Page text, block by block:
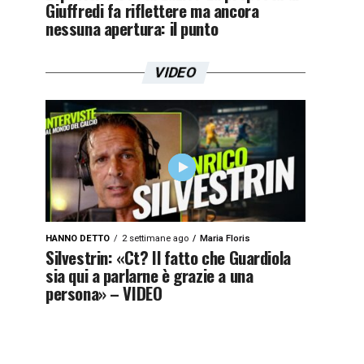
Giuffredi fa riflettere ma ancora
nessuna apertura: il punto
VIDEO
HANNO DETTO 2 settimane ago Maria Floris
Silvestrin: «Ct? Il fatto che Guardiola
sia qui a parlarne è grazie a una
persona» – VIDEO